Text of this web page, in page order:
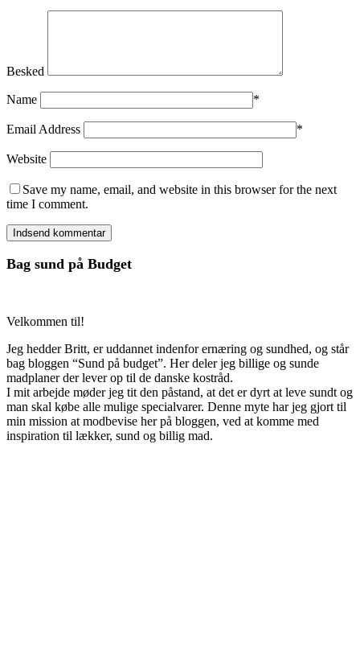
Besked
Name *
Email Address *
Website
Save my name, email, and website in this browser for the next
time I comment.
Bag sund på Budget
Velkommen til!
Jeg hedder Britt, er uddannet indenfor ernæring og sundhed, og står
bag bloggen “Sund på budget”. Her deler jeg billige og sunde
madplaner der lever op til de danske kostråd.
I mit arbejde møder jeg tit den påstand, at det er dyrt at leve sundt og
man skal købe alle mulige specialvarer. Denne myte har jeg gjort til
min mission at modbevise her på bloggen, ved at komme med
inspiration til lækker, sund og billig mad.